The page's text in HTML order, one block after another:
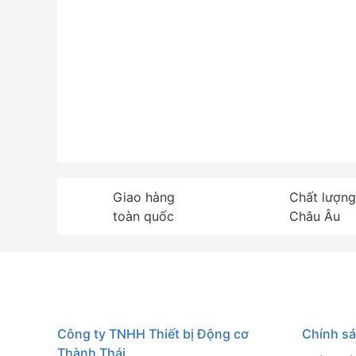
Giao hàng
toàn quốc
Chất lượng
Châu Âu
Công ty TNHH Thiết bị Động cơ
Thành Thái
Chính